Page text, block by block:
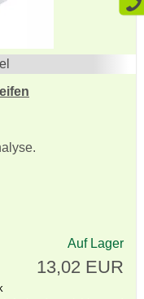
Auf Lager
13,02 EUR